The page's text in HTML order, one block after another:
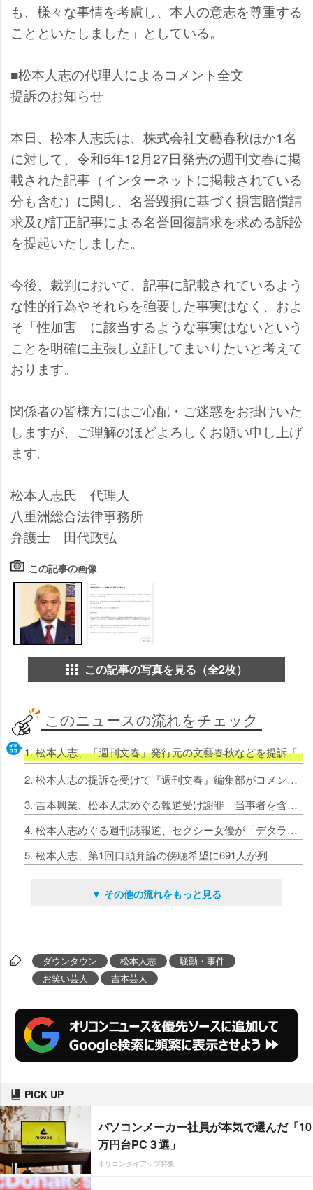
も、様々な事情を考慮し、本人の意志を尊重する
ことといたしました」としている。
■松本人志の代理人によるコメント全文
提訴のお知らせ
本日、松本人志氏は、株式会社文藝春秋ほか1名
に対して、令和5年12月27日発売の週刊文春に掲
載された記事（インターネットに掲載されている
分も含む）に関し、名誉毀損に基づく損害賠償請
求及び訂正記事による名誉回復請求を求める訴訟
を提起いたしました。
今後、裁判において、記事に記載されているよう
な性的行為やそれらを強要した事実はなく、およ
そ「性加害」に該当するような事実はないという
ことを明確に主張し立証してまいりたいと考えて
おります。
関係者の皆様方にはご心配・ご迷惑をお掛けいた
しますが、ご理解のほどよろしくお願い申し上げ
ます。
松本人志氏 代理人
八重洲総合法律事務所
弁護士 田代政弘
この記事の画像
この記事の写真を見る（全2枚）
このニュースの流れをチェック
1. 松本人志、「週刊文春」発行元の文藝春秋などを提訴「
2. 松本人志の提訴を受けて『週刊文春』編集部がコメント「委縮することなく、今後も報じるべき事柄があれば」
3. 吉本興業、松本人志めぐる報道受け謝罪 当事者を含む関係者に聞き取り調査し「事実確認を進めている」
4. 松本人志めぐる週刊誌報道、セクシー女優が「デタラメな記事」と猛反論 取材依頼は全て断る「私が発信している言葉が全て」
5. 松本人志、第1回口頭弁論の傍聴希望に691人が列
▼ その他の流れをもっと見る
ダウンタウン 松本人志
騒動・事件
お笑い芸人
吉本芸人
PICK UP
パソコンメーカー社員が本気で選んだ「10
万円台PC３選」
オリコンタイアップ特集